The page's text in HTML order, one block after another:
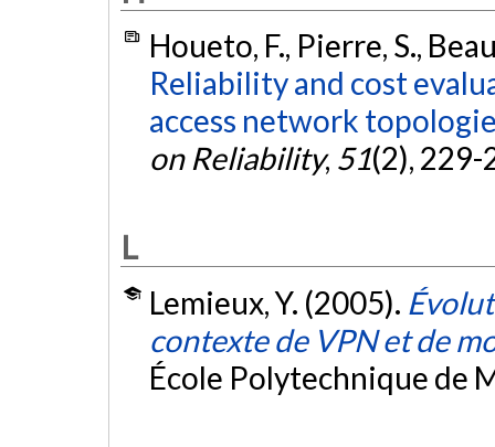
Houeto, F., Pierre, S.,
Reliability and cost
access network
on Reliability, 51(2),
L
Lemieux, Y. (2005).
contexte de VPN et de
École Polytechnique de